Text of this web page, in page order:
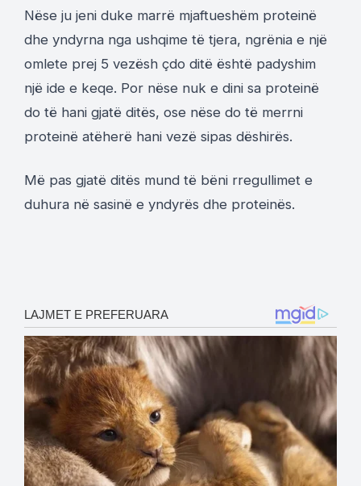
Nëse ju jeni duke marrë mjaftueshëm proteinë
dhe yndyrna nga ushqime të tjera, ngrënia e një
omlete prej 5 vezësh çdo ditë është padyshim
një ide e keqe. Por nëse nuk e dini sa proteinë
do të hani gjatë ditës, ose nëse do të merrni
proteinë atëherë hani vezë sipas dëshirës.
Më pas gjatë ditës mund të bëni rregullimet e
duhura në sasinë e yndyrës dhe proteinës.